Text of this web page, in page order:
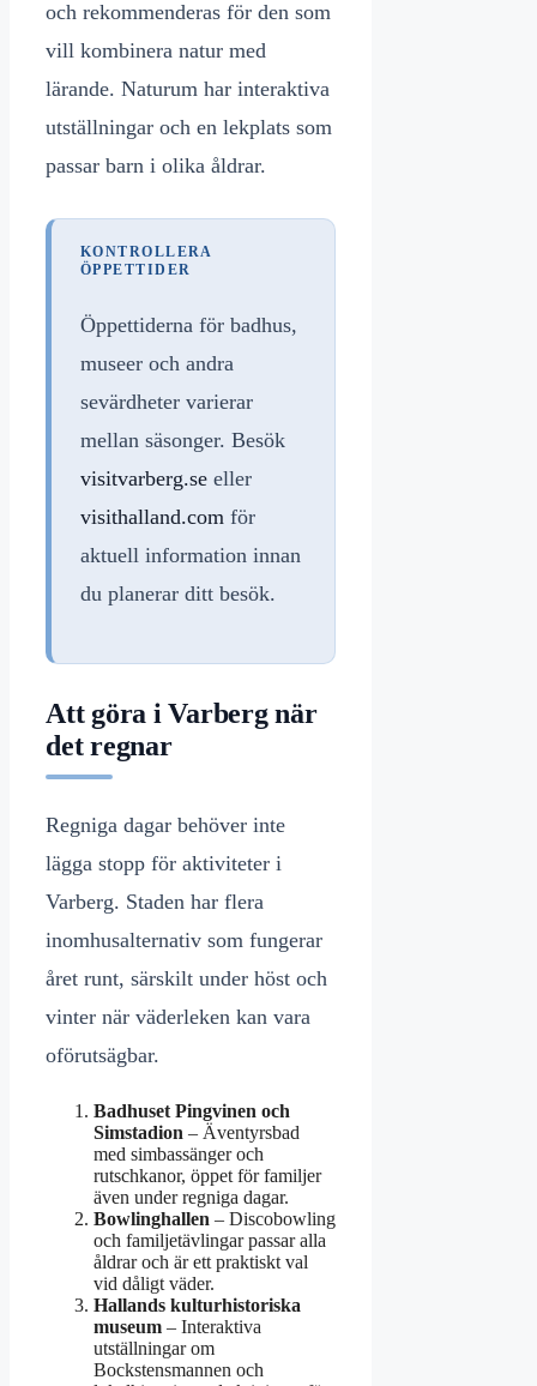
och rekommenderas för den som
vill kombinera natur med
lärande. Naturum har interaktiva
utställningar och en lekplats som
passar barn i olika åldrar.
KONTROLLERA
ÖPPETTIDER
Öppettiderna för badhus,
museer och andra
sevärdheter varierar
mellan säsonger. Besök
visitvarberg.se eller
visithalland.com för
aktuell information innan
du planerar ditt besök.
Att göra i Varberg när
det regnar
Regniga dagar behöver inte
lägga stopp för aktiviteter i
Varberg. Staden har flera
inomhusalternativ som fungerar
året runt, särskilt under höst och
vinter när väderleken kan vara
oförutsägbar.
Badhuset Pingvinen och
Simstadion – Äventyrsbad
med simbassänger och
rutschkanor, öppet för familjer
även under regniga dagar.
Bowlinghallen – Discobowling
och familjetävlingar passar alla
åldrar och är ett praktiskt val
vid dåligt väder.
Hallands kulturhistoriska
museum – Interaktiva
utställningar om
Bockstensmannen och